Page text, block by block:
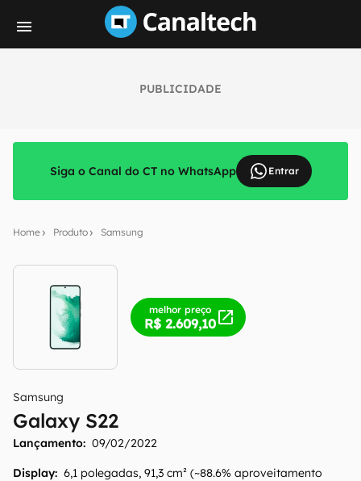
PUBLICIDADE
Siga o Canal do CT no WhatsApp Entrar
Home Produto Samsung
melhor preço
R$ 2.609,10
Samsung
Galaxy S22
Lançamento: 09/02/2022
Display: 6,1 polegadas, 91,3 cm² (~88.6% aproveitamento